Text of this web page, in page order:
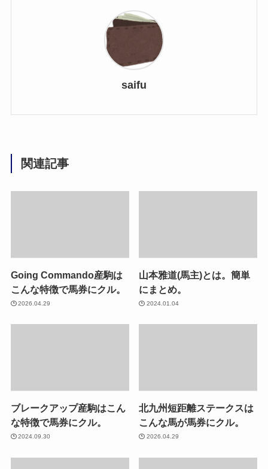
saifu
関連記事
Going Commando産駒は
こんな特徴で馬券にクル。
2026.04.29
山本雅道(馬主)とは。簡単
にまとめ。
2024.01.04
ブレークアップ産駒はこん
な特徴で馬券にクル。
2024.09.30
北九州短距離ステークスは
こんな馬が馬券にクル。
2026.04.29